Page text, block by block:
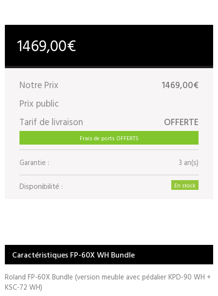
1469,00€
Notre Prix
1469,00€
Prix public
Tarif de livraison
OFFERTE
Frais de ports OFFERTS
Garantie : 3 an(s)
Disponibilité : En stock
Caractéristiques FP-60X WH Bundle
Roland FP-60X Bundle (version meuble avec pédalier KPD-90 WH +
KSC-72 WH)